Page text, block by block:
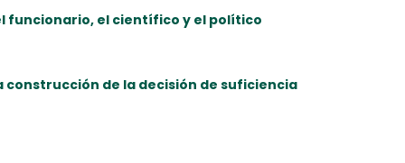
funcionario, el científico y el político
construcción de la decisión de suficiencia